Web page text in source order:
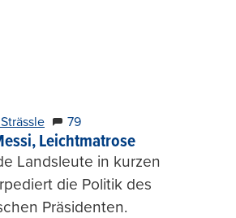
79
Leichtmatrose
Landsleute in kurzen
die Politik des
Präsidenten.